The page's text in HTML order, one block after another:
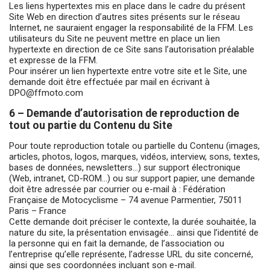
Les liens hypertextes mis en place dans le cadre du présent
Site Web en direction d’autres sites présents sur le réseau
Internet, ne sauraient engager la responsabilité de la FFM. Les
utilisateurs du Site ne peuvent mettre en place un lien
hypertexte en direction de ce Site sans l’autorisation préalable
et expresse de la FFM.
Pour insérer un lien hypertexte entre votre site et le Site, une
demande doit être effectuée par mail en écrivant à
DPO@ffmoto.com
6 – Demande d’autorisation de reproduction de
tout ou partie du Contenu du Site
Pour toute reproduction totale ou partielle du Contenu (images,
articles, photos, logos, marques, vidéos, interview, sons, textes,
bases de données, newsletters…) sur support électronique
(Web, intranet, CD-ROM…) ou sur support papier, une demande
doit être adressée par courrier ou e-mail à : Fédération
Française de Motocyclisme – 74 avenue Parmentier, 75011
Paris – France
Cette demande doit préciser le contexte, la durée souhaitée, la
nature du site, la présentation envisagée… ainsi que l’identité de
la personne qui en fait la demande, de l’association ou
l’entreprise qu’elle représente, l’adresse URL du site concerné,
ainsi que ses coordonnées incluant son e-mail.